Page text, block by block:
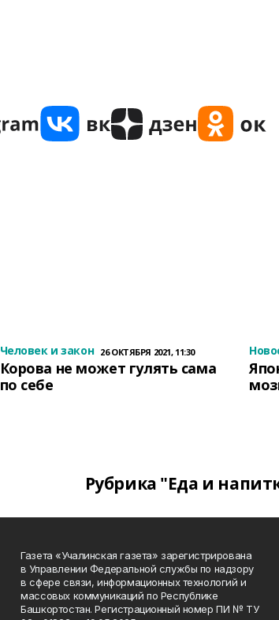
Человек и закон 26 ОКТЯБРЯ 2021, 11:30
Корова не может гулять сама
по себе
Рубрика "Еда и
Газета «Учалинская газета» зарегистрирована
в Управлении Федеральной службы по надзору
в сфере связи, информационных технологий и
массовых коммуникаций по Республике
Башкортостан. Регистрационный номер ПИ № ТУ